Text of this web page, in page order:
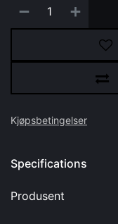
Kjøpsbetingelser
Specifications
Produsent